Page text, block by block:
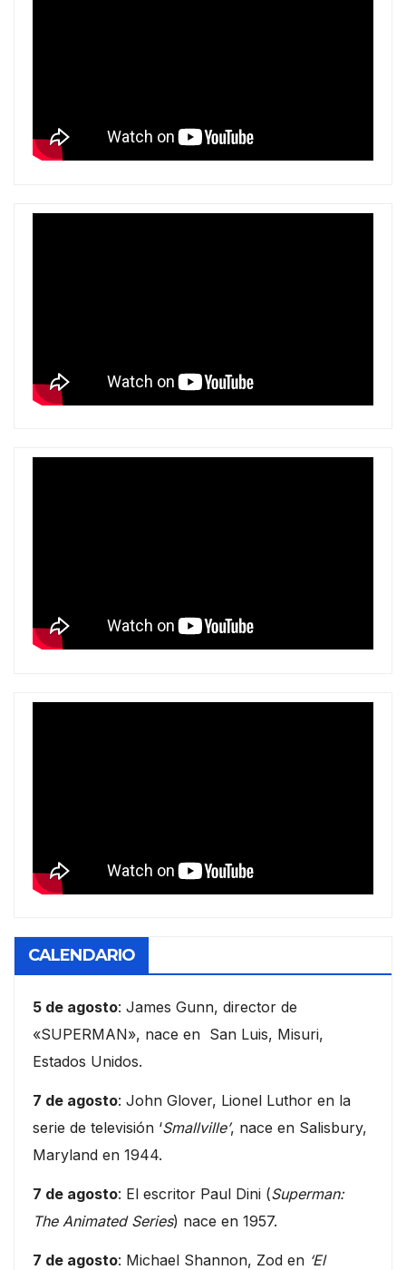
CALENDARIO
5 de agosto: James Gunn, director de
«SUPERMAN», nace en San Luis, Misuri,
Estados Unidos.
7 de agosto: John Glover, Lionel Luthor en la
serie de televisión ‘Smallville’, nace en Salisbury,
Maryland en 1944.
7 de agosto: El escritor Paul Dini (Superman:
The Animated Series) nace en 1957.
7 de agosto: Michael Shannon, Zod en ‘El